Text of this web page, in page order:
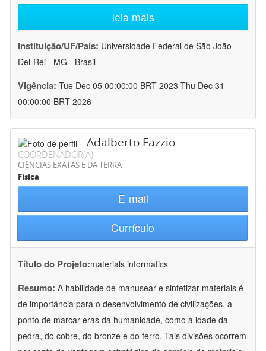
leia mais
Instituição/UF/País: Universidade Federal de São João
Del-Rei - MG - Brasil
Vigência: Tue Dec 05 00:00:00 BRT 2023-Thu Dec 31
00:00:00 BRT 2026
Adalberto Fazzio
COORDENADOR(A)
CIÊNCIAS EXATAS E DA TERRA
Física
E-mail
Currículo
Título do Projeto:materials informatics
Resumo: A habilidade de manusear e sintetizar materiais é
de importância para o desenvolvimento de civilizações, a
ponto de marcar eras da humanidade, como a idade da
pedra, do cobre, do bronze e do ferro. Tais divisões ocorrem